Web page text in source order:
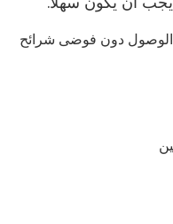
الوصول دون فوضى شرائح